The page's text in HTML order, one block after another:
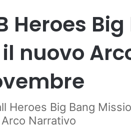
Heroes
nuovo
Heroes Big Bang
Narrativo